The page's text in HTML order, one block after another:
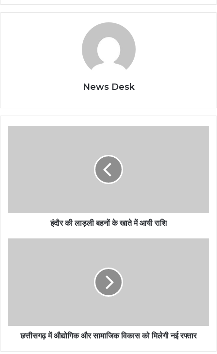
News Desk
इंदौर की लाड़ली बहनों के खाते में आयी राशि
छत्तीसगढ़ में औद्योगिक और सामाजिक विकास को मिलेगी नई रफ्तार